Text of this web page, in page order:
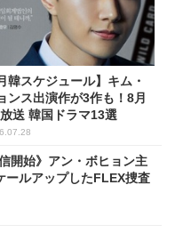
韓スケジュール】キム・
ンス出演作が3作も！8月
送 韓国ドラマ13選
開始》アン・ボヒョン主
ールアップしたFLEX捜査